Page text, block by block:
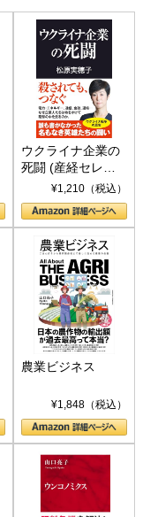
ウクライナ企業の
死闘 (産経セレク
ト S 039)¥1,210（税込）
農業ビジネス
¥1,848（税込）